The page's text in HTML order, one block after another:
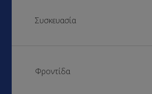
Συσκευασία
Φροντίδα